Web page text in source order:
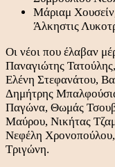
Μάριαμ
Άλκηστις
Οι νέοι που έλαβαν
Παναγιώτης
Ελένη Στεφανάτου,
Δημήτρης
Παγώνα, Θωμάς
Μαύρου, Νικήτας
Νεφέλη Χρονοπούλου,
Τριγώνη.